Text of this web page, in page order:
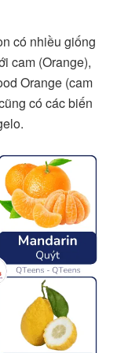
có nhiều giống
cam (Orange),
Orange (cam
có các biến